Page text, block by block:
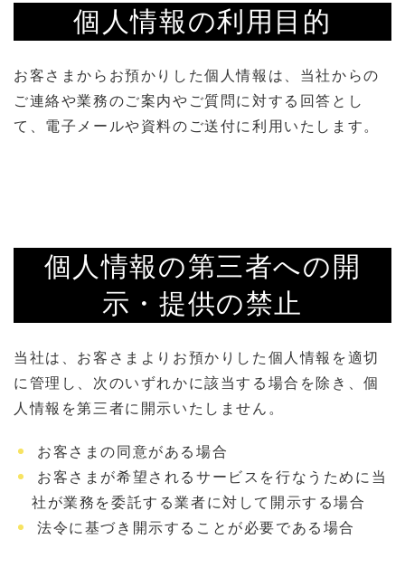
個人情報の利用目的
お客さまからお預かりした個人情報は、当社からの
ご連絡や業務のご案内やご質問に対する回答とし
て、電子メールや資料のご送付に利用いたします。
個人情報の第三者への開
示・提供の禁止
当社は、お客さまよりお預かりした個人情報を適切
に管理し、次のいずれかに該当する場合を除き、個
人情報を第三者に開示いたしません。
お客さまの同意がある場合
お客さまが希望されるサービスを行なうために当
社が業務を委託する業者に対して開示する場合
法令に基づき開示することが必要である場合